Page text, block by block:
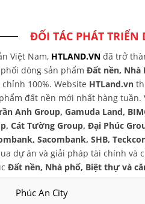
ĐỐI TÁC PHÁT TRIỂN
Việt Nam, HTLAND.VN đã trở
dòng sản phẩm Đất nền, Nhà
100%. Website HTLand.vn
đất nền mới nhất hàng
Anh Group, Gamuda Land,
Cát Tường Group, Đại Phúc
Sacombank, SHB,
dự án và giải pháp tài chính và
Đất nền, Nhà phố, Biệt thự và
Phúc An City